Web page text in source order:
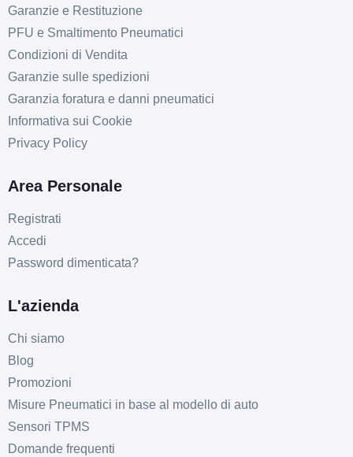
D
Garanzie e Restituzione
PFU e Smaltimento Pneumatici
Condizioni di Vendita
Garanzie sulle spedizioni
Garanzia foratura e danni pneumatici
Informativa sui Cookie
Privacy Policy
Area Personale
Registrati
Accedi
Password dimenticata?
L'azienda
Chi siamo
Blog
Promozioni
Misure Pneumatici in base al modello di auto
Sensori TPMS
Domande frequenti